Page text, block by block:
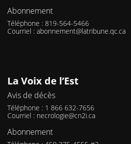
Abonnement
Téléphone : 819-564-5466
Courriel : abonnement@latribune.qc.ca
La Voix de l’Est
Avis de décès
Téléphone : 1 866 632-7656
Courriel : necrologie@cn2i.ca
Abonnement